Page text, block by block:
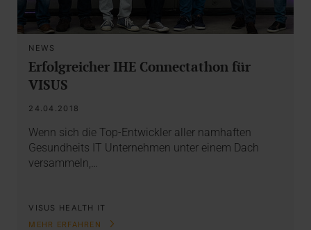
NEWS
Erfolgreicher IHE Connectathon für
VISUS
24.04.2018
Wenn sich die Top-Entwickler aller namhaften
Gesundheits IT Unternehmen unter einem Dach
versammeln,…
VISUS HEALTH IT
MEHR ERFAHREN